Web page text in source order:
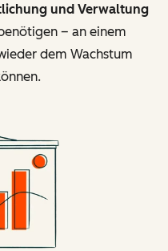
und Verwaltung
– an einem
dem Wachstum